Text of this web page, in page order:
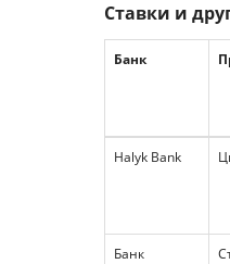
Ставки и
Банк
Halyk Bank
Банк